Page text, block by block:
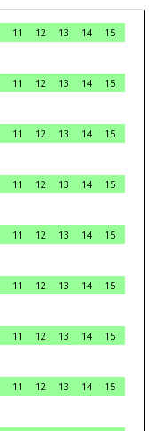
11 12 13 14
15
11 12 13 14
15
11 12 13 14
15
11 12 13 14
15
11 12 13 14
15
11 12 13 14
15
11 12 13 14
15
11 12 13 14
15